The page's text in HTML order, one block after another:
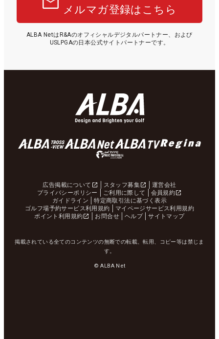
メルマガ登録はこちら
ALBA NetはR&Aのオフィシャルデジタルパートナー、および
USLPGAの日本公式サイトパートナーです。
広告掲載について スタッフ募集
運営会社
プライバシーポリシー
ご利用に際して
会員規約
ガイドライン
特定商取引法に基づく表示
ゴルフ場予約サービス利用規約
マイページサービス利用規約
ポイント利用規約
お問合せ ヘルプ サイトマップ
掲載されている全てのコンテンツの無断での転載、転用、コピー等は禁じま
す。
© ALBA Net